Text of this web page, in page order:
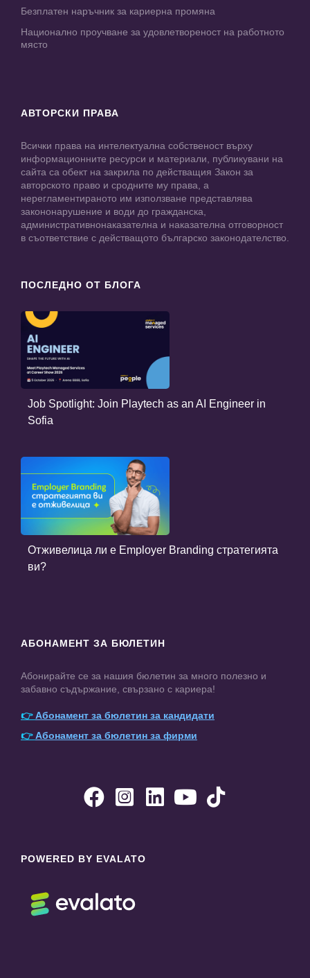
Безплатен наръчник за кариерна промяна
Национално проучване за удовлетвореност на работното
място
АВТОРСКИ ПРАВА
Всички права на интелектуална собственост върху
информационните ресурси и материали, публикувани на
сайта са обект на закрила по действащия Закон за
авторското право и сродните му права, а
нерегламентираното им използване представлява
закононарушение и води до гражданска,
административнонаказателна и наказателна отговорност
в съответствие с действащото българско законодателство.
ПОСЛЕДНО ОТ БЛОГА
Job Spotlight: Join Playtech as an AI Engineer in
Sofia
Отживелица ли е Employer Branding стратегията
ви?
АБОНАМЕНТ ЗА БЮЛЕТИН
Абонирайте се за нашия бюлетин за много полезно и
забавно съдържание, свързано с кариера!
👉Абонамент за бюлетин за кандидати
👉Абонамент за бюлетин за фирми
    
POWERED BY EVALATO